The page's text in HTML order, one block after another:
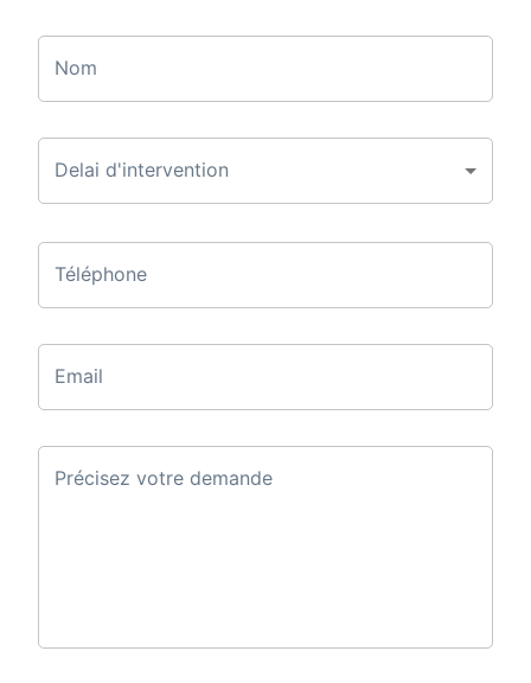
Nom
Delai d'intervention
Téléphone
Email
Précisez votre demande